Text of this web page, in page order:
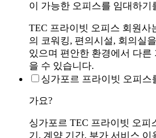
이 가능한 오피스를 임대하기
TEC 프라이빗 오피스 회원사
의 코워킹, 편의시설, 회의실
있으며 편안한 환경에서 다른
을 수 있습니다.
싱가포르 프라이빗 오피스
가요?
싱가포르 TEC 프라이빗 오피
기, 계약 기간, 부가 서비스